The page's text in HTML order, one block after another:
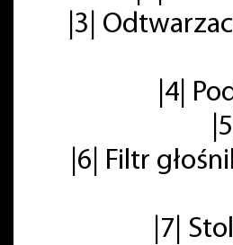
|3|
|4|
|6| Filtr
|7|